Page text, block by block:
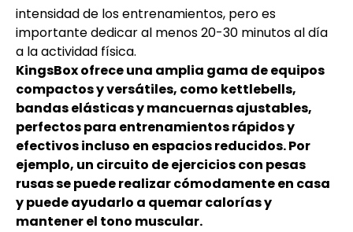
intensidad de los entrenamientos, pero es
importante dedicar al menos 20-30 minutos al día
a la actividad física.
KingsBox ofrece una amplia gama de equipos
compactos y versátiles, como kettlebells,
bandas elásticas y mancuernas ajustables,
perfectos para entrenamientos rápidos y
efectivos incluso en espacios reducidos. Por
ejemplo, un circuito de ejercicios con pesas
rusas se puede realizar cómodamente en casa
y puede ayudarlo a quemar calorías y
mantener el tono muscular.